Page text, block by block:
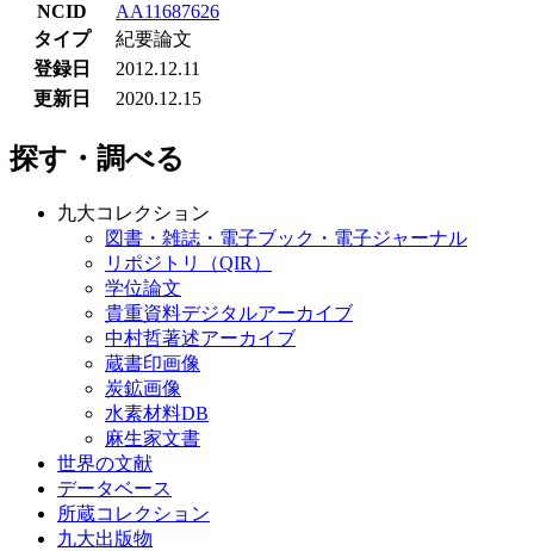
NCID
AA11687626
タイプ
紀要論文
登録日
2012.12.11
更新日
2020.12.15
探す・調べる
九大コレクション
図書・雑誌・電子ブック・電子ジャーナル
リポジトリ（QIR）
学位論文
貴重資料デジタルアーカイブ
中村哲著述アーカイブ
蔵書印画像
炭鉱画像
水素材料DB
麻生家文書
世界の文献
データベース
所蔵コレクション
九大出版物